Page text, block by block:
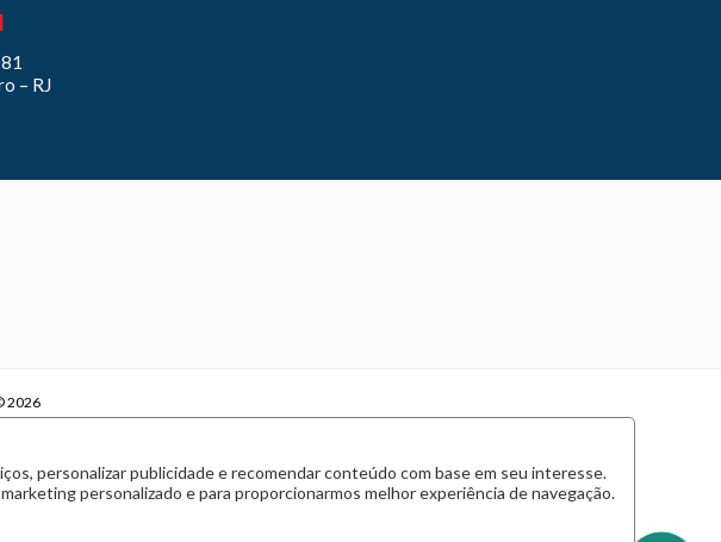
personalizar publicidade e recomendar conteúdo com base em seu interesse.
personalizado e para proporcionarmos melhor experiência de navegação.
– RJ
2026
para Imobiliária